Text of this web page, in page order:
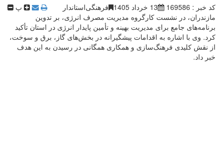
کد خبر : 169586 13 خرداد 1405 فرهنگی پ
استاندار
مازندران، در نشست کارگروه مدیریت مصرف انرژی، بر تدوین
برنامه‌های جامع برای مدیریت بهینه و تأمین پایدار انرژی در استان تأکید
کرد. وی با اشاره به اقدامات پیشگیرانه در بخش‌های گاز، برق و سوخت،
از نقش کلیدی فرهنگ‌سازی و همکاری همگانی در رسیدن به این هدف
خبر داد. ‎